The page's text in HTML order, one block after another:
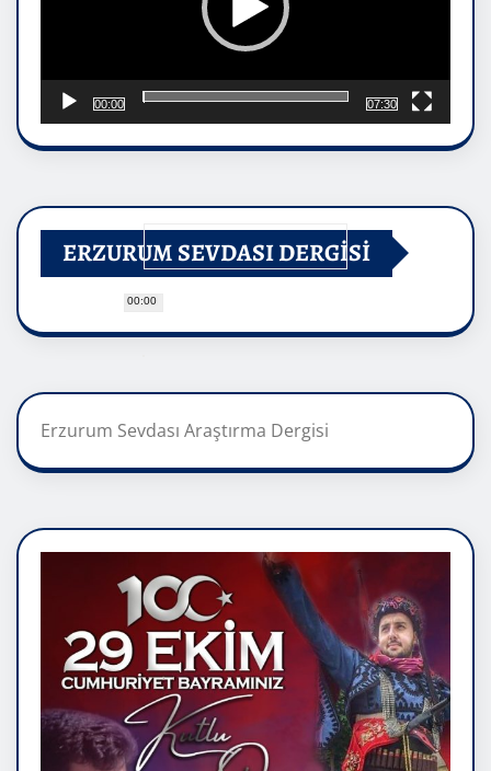
00:00
00:00
07:30
ERZURUM SEVDASI DERGİSİ
Erzurum Sevdası Araştırma Dergisi